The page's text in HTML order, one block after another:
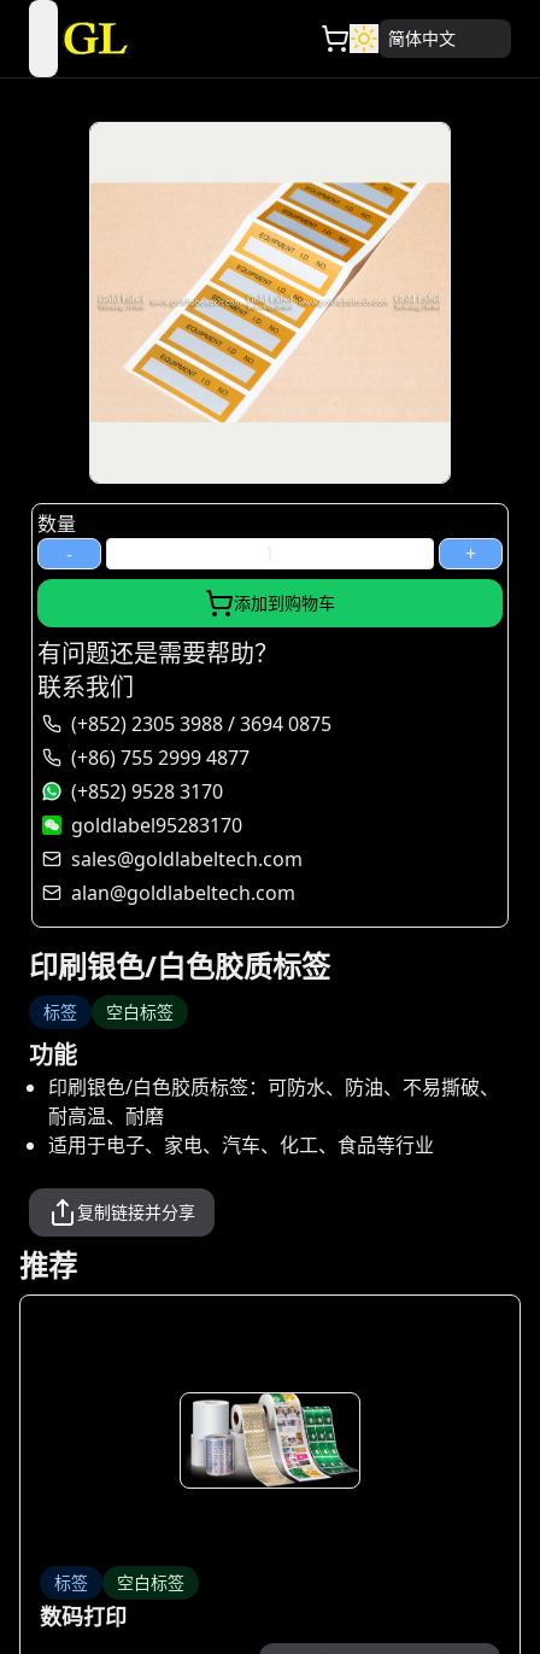
open navigation menu 简体中文
印刷银色/白色胶质标签
标签 空白标签
功能
印刷银色/白色胶质标签：可防水、防油、不易撕破、
耐高温、耐磨
适用于电子、家电、汽车、化工、食品等行业
复制链接并分享
数量
-
+
添加到购物车
有问题还是需要帮助？
联系我们
(+852) 2305 3988 / 3694 0875
(+86) 755 2999 4877
(+852) 9528 3170
goldlabel95283170
sales@goldlabeltech.com
alan@goldlabeltech.com
推荐
标签 空白标签
数码打印